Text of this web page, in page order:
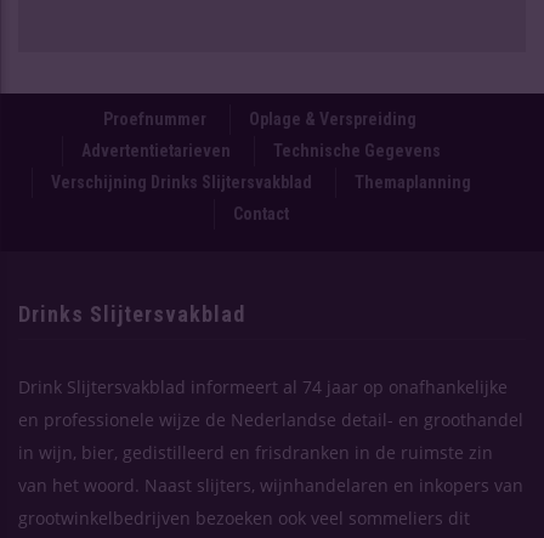
Proefnummer
Oplage & Verspreiding
Advertentietarieven
Technische Gegevens
Verschijning Drinks Slijtersvakblad
Themaplanning
Contact
Drinks Slijtersvakblad
Drink Slijtersvakblad informeert al 74 jaar op onafhankelijke
en professionele wijze de Nederlandse detail- en groothandel
in wijn, bier, gedistilleerd en frisdranken in de ruimste zin
van het woord. Naast slijters, wijnhandelaren en inkopers van
grootwinkelbedrijven bezoeken ook veel sommeliers dit